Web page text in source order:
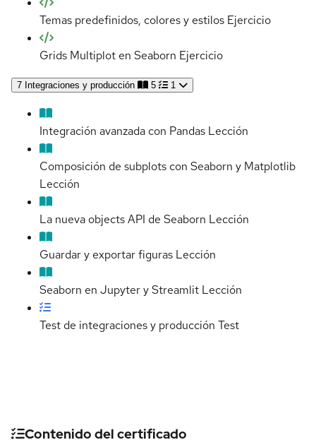
Temas predefinidos, colores y estilos Ejercicio
Grids Multiplot en Seaborn Ejercicio
7 Integraciones y producción 5 1
Integración avanzada con Pandas Lección
Composición de subplots con Seaborn y Matplotlib
Lección
La nueva objects API de Seaborn Lección
Guardar y exportar figuras Lección
Seaborn en Jupyter y Streamlit Lección
Test de integraciones y producción Test
Detalles del curso
Contenido del certificado